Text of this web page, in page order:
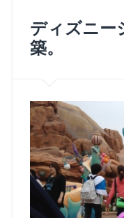
ディズニー
築。